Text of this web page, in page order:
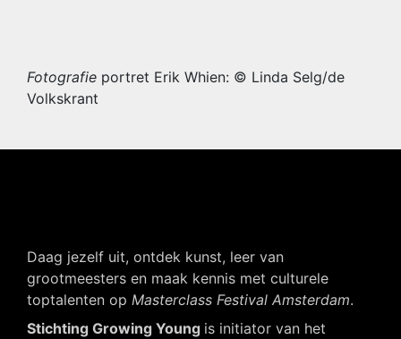
Fotografie portret Erik Whien: © Linda Selg/de
Volkskrant
Daag jezelf uit, ontdek kunst, leer van
grootmeesters en maak kennis met culturele
toptalenten op Masterclass Festival Amsterdam.
Stichting Growing Young is initiator van het